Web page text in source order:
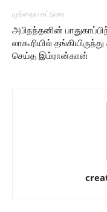
முந்தைய கட்டுரை
அபிநந்தனின்
லாகூரியில்
செய்த இம்ரான்கான்